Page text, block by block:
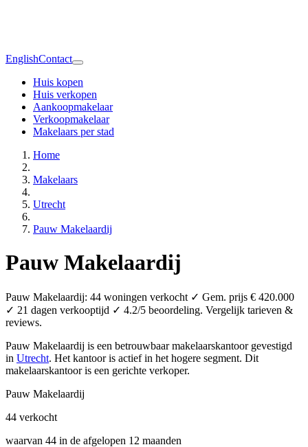
EnglishContact
Huis kopen
Huis verkopen
Aankoopmakelaar
Verkoopmakelaar
Makelaars per stad
Home
Makelaars
Utrecht
Pauw Makelaardij
Pauw Makelaardij
Pauw Makelaardij: 44 woningen verkocht ✓ Gem. prijs € 420.000
✓ 21 dagen verkooptijd ✓ 4.2/5 beoordeling. Vergelijk tarieven &
reviews.
Pauw Makelaardij is een betrouwbaar makelaarskantoor gevestigd
in Utrecht. Het kantoor is actief in het hogere segment. Dit
makelaarskantoor is een gerichte verkoper.
Pauw Makelaardij
44 verkocht
waarvan 44 in de afgelopen 12 maanden